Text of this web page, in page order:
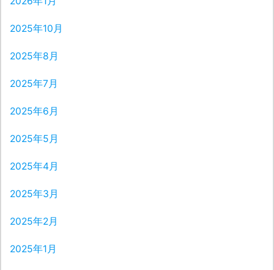
2025年10月
2025年8月
2025年7月
2025年6月
2025年5月
2025年4月
2025年3月
2025年2月
2025年1月